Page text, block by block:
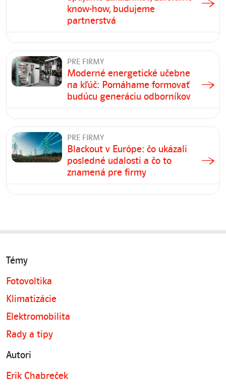
know-how, budujeme
partnerstvá
PRE FIRMY
Moderné energetické učebne
na kľúč: Pomáhame formovať
budúcu generáciu odborníkov
PRE FIRMY
Blackout v Európe: čo ukázali
posledné udalosti a čo to
znamená pre firmy
Témy
Fotovoltika
Klimatizácie
Elektromobilita
Rady a tipy
Autori
Erik Chabreček